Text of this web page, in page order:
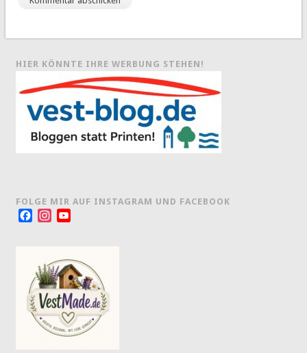
HIER KÖNNTE IHRE WERBUNG STEHEN!
FOLGE MIR AUF INSTAGRAM UND FACEBOOK
FacebookInstagram